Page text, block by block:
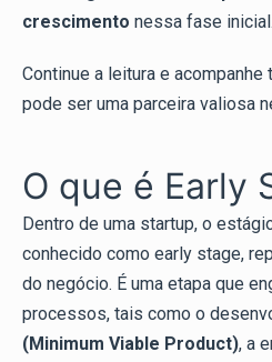
crescimento nessa fase inicial.
Continue a leitura e acompanhe
pode ser uma parceira valiosa
O que é Early
Dentro de uma startup, o
conhecido como early stage,
do negócio. É uma etapa que
processos, tais como o
(Minimum Viable Product), a